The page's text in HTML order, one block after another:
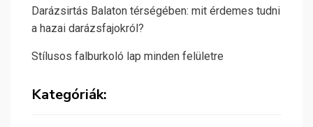
Darázsirtás Balaton térségében: mit érdemes tudni
a hazai darázsfajokról?
Stílusos falburkoló lap minden felületre
Kategóriák: